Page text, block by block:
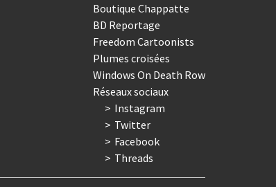
Boutique Chappatte
BD Reportage
Freedom Cartoonists
Plumes croisées
Windows On Death Row
Réseaux sociaux
Instagram
Twitter
Facebook
Threads